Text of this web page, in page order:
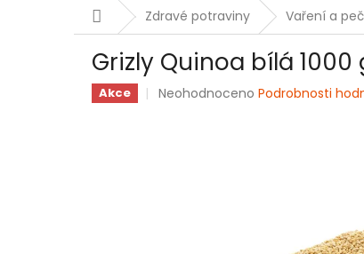
DomůZdravé potraviny Vaření a
Grizly Quinoa bílá 1000
Akce
Průměrné
Neohodnoceno Podrobnosti